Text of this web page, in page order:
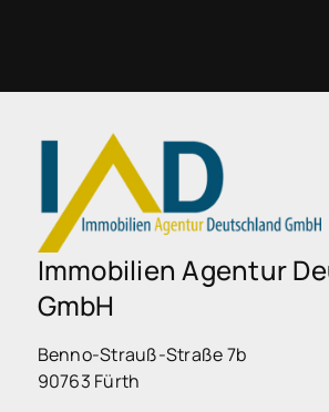
Immobilien Agentur
GmbH
Benno-Strauß-Straße 7b
90763 Fürth